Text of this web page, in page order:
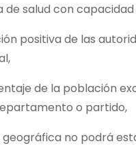
de salud con
positiva de las
de la población
o partido,
geográfica no podrá